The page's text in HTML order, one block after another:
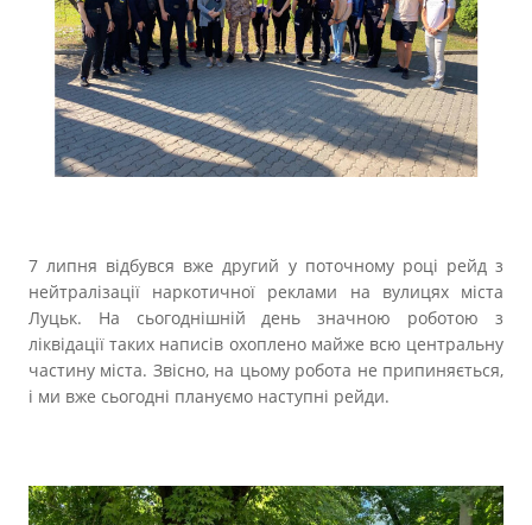
Прозорість влади
Документи
7 липня відбувся вже другий у поточному році рейд з
нейтралізації наркотичної реклами на вулицях міста
Луцьк. На сьогоднішній день значною роботою з
ліквідації таких написів охоплено майже всю центральну
частину міста. Звісно, на цьому робота не припиняється,
і ми вже сьогодні плануємо наступні рейди.